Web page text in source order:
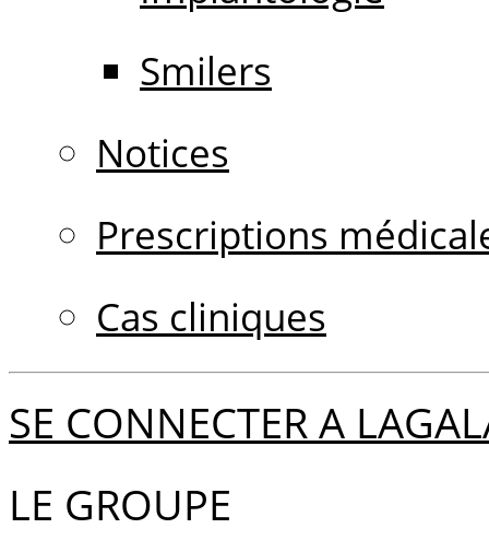
Smilers
Notices
Prescriptions
Cas cliniques
SE CONNECTER A
LE GROUPE